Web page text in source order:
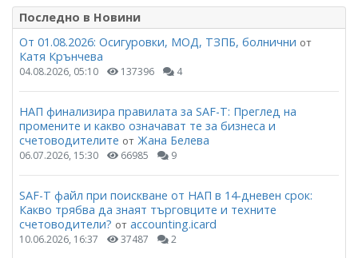
Последно в Новини
От 01.08.2026: Осигуровки, МОД, ТЗПБ, болнични от
Катя Крънчева
04.08.2026, 05:10 137396 4
НАП финализира правилата за SAF-T: Преглед на
промените и какво означават те за бизнеса и
счетоводителите от Жана Белева
06.07.2026, 15:30 66985 9
SAF-T файл при поискване от НАП в 14-дневен срок:
Какво трябва да знаят търговците и техните
счетоводители? от accounting.icard
10.06.2026, 16:37 37487 2